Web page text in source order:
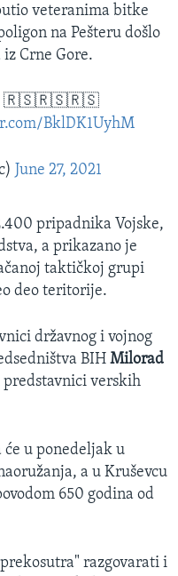
veteranima bitke
na Pešteru došlo
Crne Gore.
🇷🇸🇷🇸🇷🇸
BklDK1UyhM
June 27, 2021
pripadnika Vojske,
a prikazano je
taktičkoj grupi
deo teritorije.
državnog i vojnog
BIH Milorad
verskih
u ponedeljak u
a u Kruševcu
650 godina od
razgovarati i